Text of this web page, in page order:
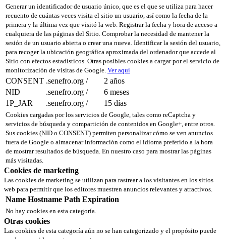
Generar un identificador de usuario único, que es el que se utiliza para hacer
recuento de cuántas veces visita el sitio un usuario, así como la fecha de la
primera y la última vez que visitó la web. Registrar la fecha y hora de acceso a
cualquiera de las páginas del Sitio. Comprobar la necesidad de mantener la
sesión de un usuario abierta o crear una nueva. Identificar la sesión del usuario,
para recoger la ubicación geográfica aproximada del ordenador que accede al
Sitio con efectos estadísticos. Otras posibles cookies a cargar por el servicio de
monitorización de visitas de Google. Ver aquí
CONSENT .senefro.org /
2 años
NID
.senefro.org /
6 meses
1P_JAR
.senefro.org / 15 días
Cookies cargadas por los servicios de Google, tales como reCaptcha y
servicios de búsqueda y compartición de contenidos en Google+, entre otros.
Sus cookies (NID o CONSENT) permiten personalizar cómo se ven anuncios
fuera de Google o almacenar información como el idioma preferido a la hora
de mostrar resultados de búsqueda. En nuestro caso para mostrar las páginas
más visitadas.
Cookies de marketing
Las cookies de marketing se utilizan para rastrear a los visitantes en los sitios
web para permitir que los editores muestren anuncios relevantes y atractivos.
Name Hostname Path Expiration
No hay cookies en esta categoría.
Otras cookies
Las cookies de esta categoría aún no se han categorizado y el propósito puede